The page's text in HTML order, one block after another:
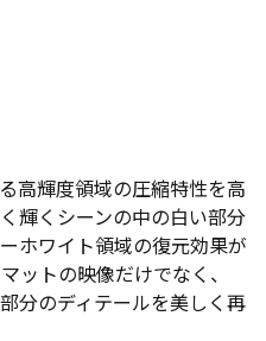
高輝度領域の圧縮特性を高
輝くシーンの中の白い部分
ホワイト領域の復元効果が
ットの映像だけでなく、
分のディテールを美しく再